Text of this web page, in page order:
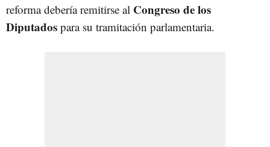
reforma debería remitirse al Congreso de los
Diputados para su tramitación parlamentaria.